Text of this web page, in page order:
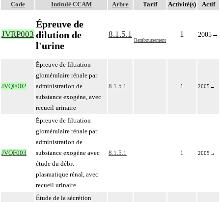
Code Intitulé CCAM Arbre Tarif Activité(s) Actif
JVRP003
Épreuve de
dilution de
l'urine
8.1.5.1
Remboursement
1 2005→
JVQF002
Épreuve de filtration
glomérulaire rénale par
administration de
substance exogène, avec
recueil urinaire
8.1.5.1 1 2005 →
JVQF003
Épreuve de filtration
glomérulaire rénale par
administration de
substance exogène avec
étude du débit
plasmatique rénal, avec
recueil urinaire
8.1.5.1 1 2005 →
Étude de la sécrétion